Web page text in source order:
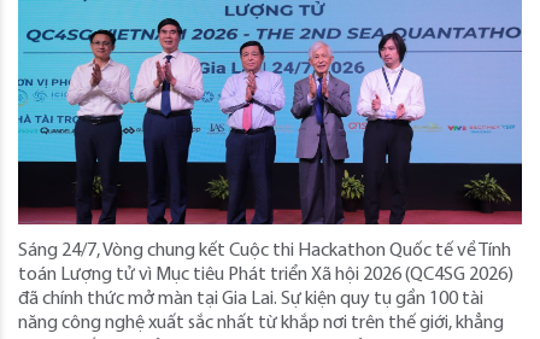
Sáng 24/7, Vòng chung kết Cuộc thi Hackathon Quốc tế về Tính
toán Lượng tử vì Mục tiêu Phát triển Xã hội 2026 (QC4SG 2026)
đã chính thức mở màn tại Gia Lai. Sự kiện quy tụ gần 100 tài
năng công nghệ xuất sắc nhất từ khắp nơi trên thế giới, khẳng